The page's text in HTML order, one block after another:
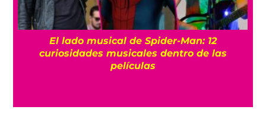
El lado musical de Spider-Man: 12
curiosidades musicales dentro de las
películas